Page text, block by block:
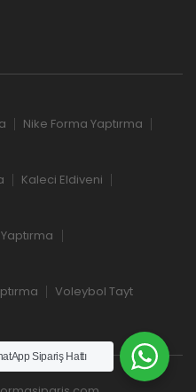
Nike Forma Yaptırma
Kaleci Eldiveni
Voleybol Tayt
Sipariş Hattı